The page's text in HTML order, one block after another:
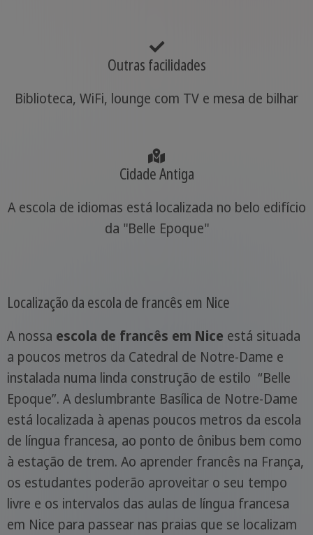
Outras facilidades
Biblioteca, WiFi, lounge com TV e mesa de bilhar
Cidade Antiga
A escola de idiomas está localizada no belo edifício
da "Belle Epoque"
Localização da escola de francês em Nice
A nossa escola de francês em Nice está situada
a poucos metros da Catedral de Notre-Dame e
instalada numa linda construção de estilo “Belle
Epoque”. A deslumbrante Basílica de Notre-Dame
está localizada à apenas poucos metros da escola
de língua francesa, ao ponto de ônibus bem como
à estação de trem. Ao aprender francês na França,
os estudantes poderão aproveitar o seu tempo
livre e os intervalos das aulas de língua francesa
em Nice para passear nas praias que se localizam